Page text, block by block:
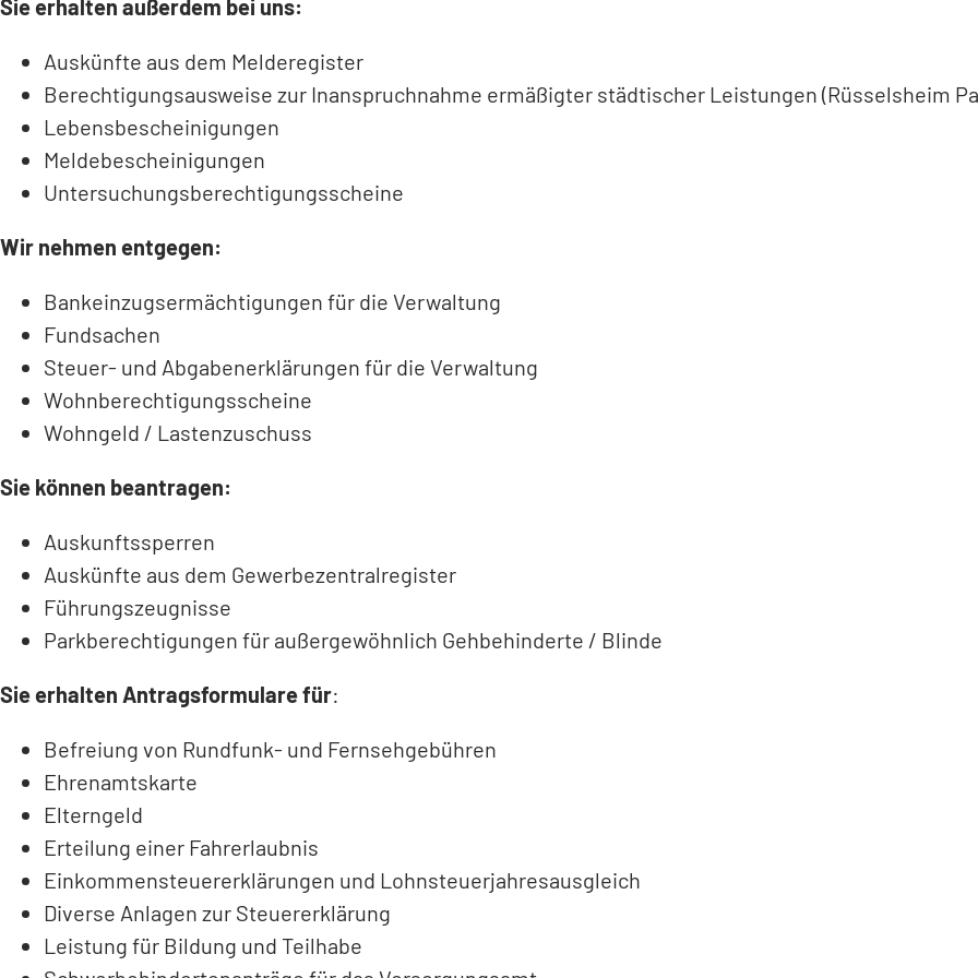
Sie erhalten außerdem bei uns:
Auskünfte aus dem Melderegister
Berechtigungsausweise zur Inanspruchnahme ermäßigter städtischer Leistungen (Rüsselsheim
Lebensbescheinigungen
Meldebescheinigungen
Untersuchungsberechtigungsscheine
Wir nehmen entgegen:
Bankeinzugsermächtigungen für die Verwaltung
Fundsachen
Steuer- und Abgabenerklärungen für die Verwaltung
Wohnberechtigungsscheine
Wohngeld / Lastenzuschuss
Sie können beantragen:
Auskunftssperren
Auskünfte aus dem Gewerbezentralregister
Führungszeugnisse
Parkberechtigungen für außergewöhnlich Gehbehinderte / Blinde
Sie erhalten Antragsformulare für:
Befreiung von Rundfunk- und Fernsehgebühren
Ehrenamtskarte
Elterngeld
Erteilung einer Fahrerlaubnis
Einkommensteuererklärungen und Lohnsteuerjahresausgleich
Diverse Anlagen zur Steuererklärung
Leistung für Bildung und Teilhabe